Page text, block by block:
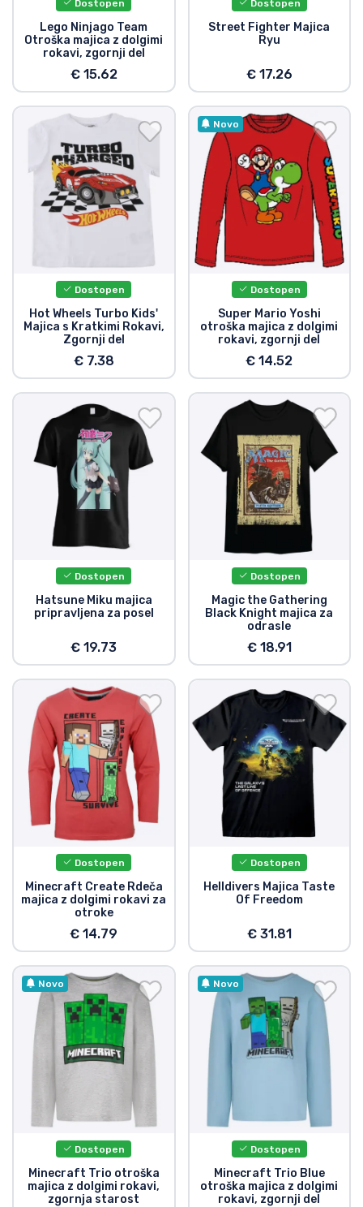
Dostopen
Lego Ninjago Team
Otroška majica z dolgimi
rokavi, zgornji del
€ 15.62
Dostopen
Street Fighter Majica
Ryu
€ 17.26
Dostopen
Hot Wheels Turbo Kids'
Majica s Kratkimi Rokavi,
Zgornji del
€ 7.38
Novo
Dostopen
Super Mario Yoshi
otroška majica z dolgimi
rokavi, zgornji del
€ 14.52
Dostopen
Hatsune Miku majica
pripravljena za posel
€ 19.73
Dostopen
Magic the Gathering
Black Knight majica za
odrasle
€ 18.91
Dostopen
Minecraft Create Rdeča
majica z dolgimi rokavi za
otroke
€ 14.79
Dostopen
Helldivers Majica Taste
Of Freedom
€ 31.81
Novo
Dostopen
Minecraft Trio otroška
majica z dolgimi rokavi,
zgornja starost
Novo
Dostopen
Minecraft Trio Blue
otroška majica z dolgimi
rokavi, zgornji del